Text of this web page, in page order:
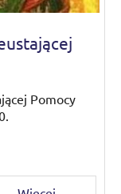
Pomocy